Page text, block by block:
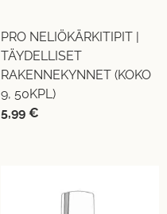
PRO NELIÖKÄRKITIPIT |
TÄYDELLISET
RAKENNEKYNNET (KOKO
9, 50KPL)
5,99 €